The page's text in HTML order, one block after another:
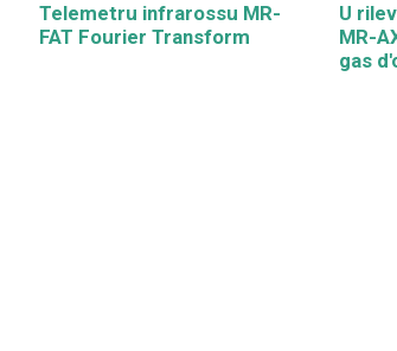
Telemetru infrarossu MR-
FAT Fourier Transform
U
MR-
gas